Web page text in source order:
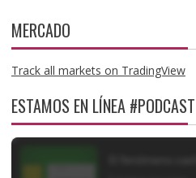
MERCADO
Track all markets on TradingView
ESTAMOS EN LÍNEA #PODCAST